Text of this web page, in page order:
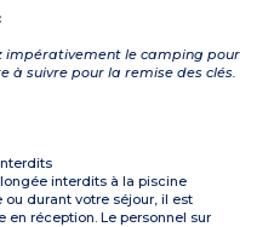
impérativement le camping pour
à suivre pour la remise des clés.
interdits à la piscine
ou durant votre séjour, il est
réception. Le personnel sur